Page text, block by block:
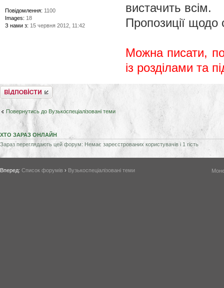
вистачить всім.
Пропозиції щодо
Можна писати,
із розділами та
Повідомлення: 1100
Images: 18
З нами з: 15 червня 2012, 11:42
Відповісти
Повернутись до Вузькоспеціалізовані теми
ХТО ЗАРАЗ ОНЛАЙН
Зараз переглядають цей форум: Немає зареєстрованих користувачів і 1 гість
Вперед: Список форумів › Вузькоспеціалізовані теми